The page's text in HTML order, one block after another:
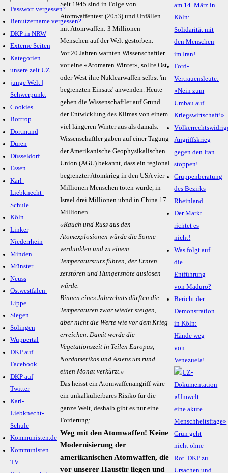
Passwort vergessen?
Benutzername vergessen?
DKP in NRW
Externe Seiten
Kategorien
unsere zeit UZ
junge Welt |
Schwerpunkt
Cookies
Bottrop
Dortmund
Düren
Düsseldorf
Essen
Karl-
Liebknecht-
Schule
Köln
Linker
Niederrhein
Minden
Münster
Neuss
Ostwestfalen-
Lippe
Siegen
Solingen
Wuppertal
DKP auf
Facebook
DKP auf
Twitter
Karl-
Liebknecht-
Schule
Kommunisten.de
Kommunisten
TV
Seit 1945 sind in Folge von
Atomwaffentest (2053) und Unfällen
mit Atomwaffen: 3 Millionen
Menschen auf der Welt gestorben.
Vor 20 Jahren warnten Wissenschaftler
vor eine «Atomaren Winter», sollte Ost
oder West ihre Nuklearwaffen selbst 'in
begrenzten Einsatz' anwenden. Heute
gehen die Wissenschaftler auf Grund
der Entwicklung des Klimas von einem
viel längeren Winter aus als damals.
Wissenschaftler gaben auf einer Tagung
der Amerikanische Geophysikalischen
Union (AGU) bekannt, dass ein regional
begrenzter Atomkrieg in den USA vier
Millionen Menschen töten würde, in
Israel drei Millionen ubnd in China 17
Millionen.
«Rauch und Russ aus den
Atomexplosionen würde die Sonne
verdunklen und zu einem
Temperatursturz führen, der Ernten
zerstören und Hungersnöte auslösen
würde.
Binnen eines Jahrzehnts dürften die
Temperaturen zwar wieder steigen,
aber nicht die Werte wie vor dem Krieg
erreichen. Damit werde die
Vegetationszeit in Teilen Europas,
Nordamerikas und Asiens um rund
einen Monat verkürzt.»
Das heisst ein Atomwaffenangriff wäre
ein unkalkulierbares Risiko für die
ganze Welt, deshalb gibt es nur eine
Forderung:
Weg mit den Atomwaffen! Keine
Modernisierung der
amerikanischen Atomwaffen, die
vor unserer Haustür liegen und
am 14. März in
Köln:
Solidarität mit
den Menschen
im Iran!
Ford-
Vertrauensleute:
«Nein zum
Umbau auf
Kriegswirtschaft!»
Angriffskrieg
gegen den Iran
stoppen!
Gruppenberatung
des Bezirks
Rheinland
Der Markt
richtet es
nicht!
Was folgt auf
die
Entführung
von Maduro?
Bericht der
Demonstration
in Köln:
Hände weg
von
Venezuela!